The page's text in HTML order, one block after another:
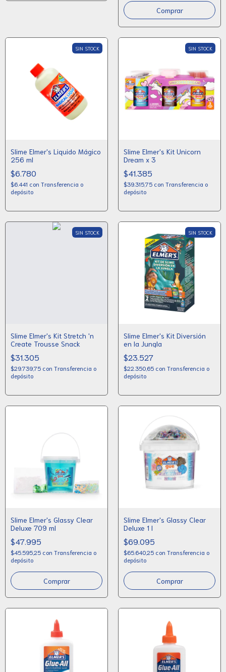
SIN STOCK
Slime Elmer's Liquido Mágico
256 ml
$6.780
$6.441 con Transferencia o
depósito
SIN STOCK
Slime Elmer's Kit Unicorn
Dream x 3
$41.385
$39.315,75 con Transferencia o
depósito
SIN STOCK
Slime Elmer's Kit Stretch 'n
Create Trousse Snack
$31.305
$29.739,75 con Transferencia o
depósito
SIN STOCK
Slime Elmer's Kit Diversión
en la Jungla
$23.527
$22.350,65 con Transferencia o
depósito
Slime Elmer's Glassy Clear
Deluxe 709 ml
$47.995
$45.595,25 con Transferencia o
depósito
Slime Elmer's Glassy Clear
Deluxe 1 l
$69.095
$65.640,25 con Transferencia o
depósito